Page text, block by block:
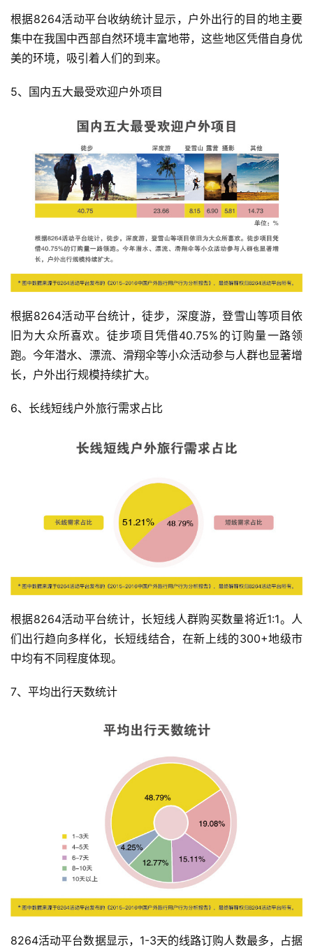
赛
根据8264活动平台收纳统计显示，户外出行的目的地主要
集中在我国中西部自然环境丰富地带，这些地区凭借自身优
美的环境，吸引着人们的到来。
5、国内五大最受欢迎户外项目
根据8264活动平台统计，徒步，深度游，登雪山等项目依
旧为大众所喜欢。徒步项目凭借40.75%的订购量一路领
跑。今年潜水、漂流、滑翔伞等小众活动参与人群也显著增
长，户外出行规模持续扩大。
6、长线短线户外旅行需求占比
根据8264活动平台统计，长短线人群购买数量将近1:1。人
们出行趋向多样化，长短线结合，在新上线的300+地级市
中均有不同程度体现。
7、平均出行天数统计
8264活动平台数据显示，1-3天的线路订购人数最多，占据